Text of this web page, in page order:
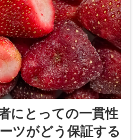
にとっての一貫性
ツがどう保証する